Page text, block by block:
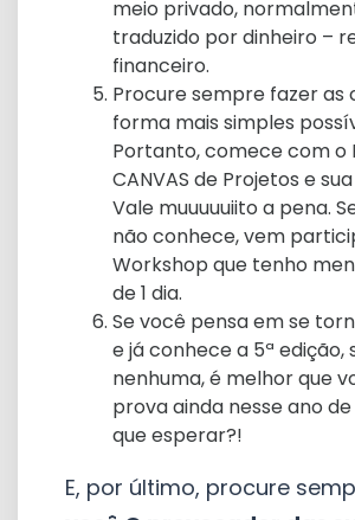
meio privado,
traduzido por dinheiro –
financeiro.
Procure sempre fazer as
forma mais simples
Portanto, comece com o
CANVAS de Projetos e
Vale muuuuuiito a pena.
não conhece, vem
Workshop que tenho
de 1 dia.
Se você pensa em se
e já conhece a 5ª edição,
nenhuma, é melhor que
prova ainda nesse ano de
que esperar?!
E, por último, procure